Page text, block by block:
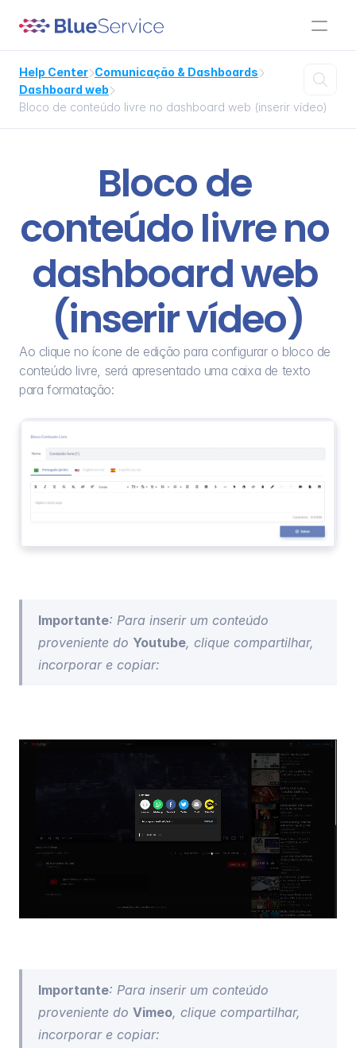
Help CenterComunicação & Dashboards
Dashboard web
Bloco de conteúdo livre no dashboard web (inserir vídeo)

Bloco de
conteúdo livre no
dashboard web
(inserir vídeo)
Ao clique no ícone de edição para configurar o bloco de
conteúdo livre, será apresentado uma caixa de texto
para formatação:
Importante: Para inserir um conteúdo
proveniente do Youtube, clique compartilhar,
incorporar e copiar:
Importante: Para inserir um conteúdo
proveniente do Vimeo, clique compartilhar,
incorporar e copiar: